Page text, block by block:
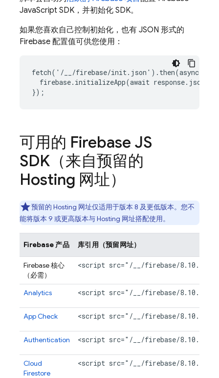
JavaScript SDK，并初始化 SDK。
如果您喜欢自己控制初始化，也有 JSON 形式的
Firebase 配置值可供您使用：
fetch('/__/firebase/init.json').then(async
firebase.initializeApp(await
可用的 Firebase JS
SDK（来自预留的
Hosting 网址）
预留的 Hosting 网址仅适用于版本 8 及更低版本。您不
能将版本 9 或更高版本与Hosting 网址搭配使用。
Firebase 产品 库引用（预留网址）
Firebase 核心
（必需）
<script src="/__/firebase/8.10.1/
Analytics <script src="/__/firebase/8.10.1/
App Check <script src="/__/firebase/8.10.1/
Authentication <script src="/__/firebase/8.10.1/
Cloud
Firestore
<script src="/__/firebase/8.10.1/